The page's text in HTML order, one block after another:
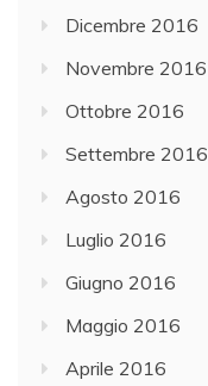
Dicembre 2016
Novembre 2016
Ottobre 2016
Settembre 2016
Agosto 2016
Luglio 2016
Giugno 2016
Maggio 2016
Aprile 2016